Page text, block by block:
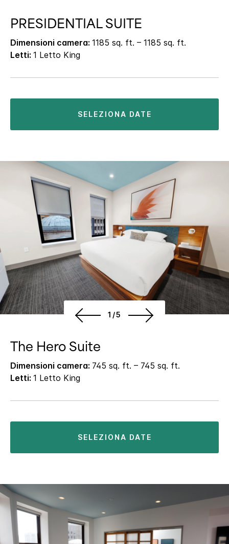
PRESIDENTIAL SUITE
Dimensioni camera: 1185 sq. ft. – 1185 sq. ft.
Letti: 1 Letto King
SELEZIONA DATE
1/5
The Hero Suite
Dimensioni camera: 745 sq. ft. – 745 sq. ft.
Letti: 1 Letto King
SELEZIONA DATE